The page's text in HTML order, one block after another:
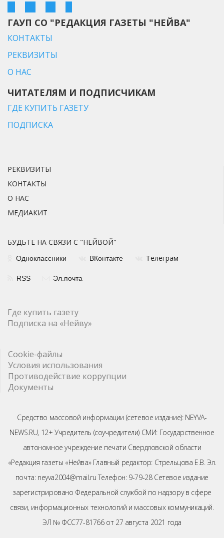
ГАУП СО "РЕДАКЦИЯ ГАЗЕТЫ "НЕЙВА"
КОНТАКТЫ
РЕКВИЗИТЫ
О НАС
ЧИТАТЕЛЯМ И ПОДПИСЧИКАМ
ГДЕ КУПИТЬ ГАЗЕТУ
ПОДПИСКА
РЕКВИЗИТЫ
КОНТАКТЫ
О НАС
МЕДИАКИТ
БУДЬТЕ НА СВЯЗИ С "НЕЙВОЙ"
Одноклассники ВКонтакте Телеграм
RSS Эл.почта
Где купить газету
Подписка на «Нейву»
Cookie-файлы
Условия использования
Противодействие коррупции
Документы
Средство массовой информации (сетевое издание): NEYVA-
NEWS.RU, 12+ Учредитель (соучредители) СМИ: Государственное
автономное учреждение печати Свердловской области
«Редакция газеты «Нейва» Главный редактор: Стрельцова Е.В. Эл.
почта: neyva2004@mail.ru Телефон: 9-79-28 Сетевое издание
зарегистрировано Федеральной службой по надзору в сфере
связи, информационных технологий и массовых коммуникаций.
ЭЛ № ФСС77-81766 от 27 августа 2021 года